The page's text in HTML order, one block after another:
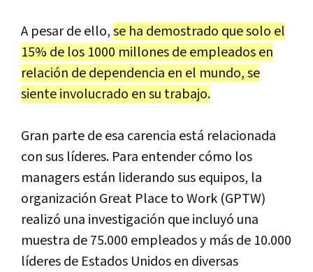
A pesar de ello,se ha demostrado que solo el
15% de los 1000 millones de empleados en
relación de dependencia en el mundo, se
siente involucrado en su trabajo.
Gran parte de esa carencia está relacionada
con sus líderes. Para entender cómo los
managers están liderando sus equipos, la
organización Great Place to Work (GPTW)
realizó una investigación que incluyó una
muestra de 75.000 empleados y más de 10.000
líderes de Estados Unidos en diversas